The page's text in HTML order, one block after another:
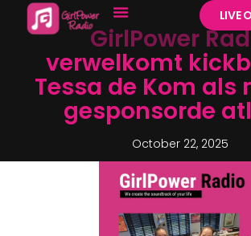
LIVE
GirlPower
verwelkomt
Tessa de Kom als
gesponsorde
October 22, 2025